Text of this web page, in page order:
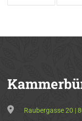
Raubergasse 20 |